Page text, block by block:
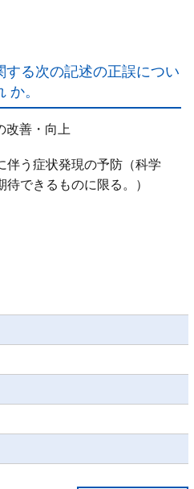
。
、「未開封状態」で保管さ
る期限である。
る次の記述の正誤につい
か。
改善・向上
伴う症状発現の予防（科学
できるものに限る。）